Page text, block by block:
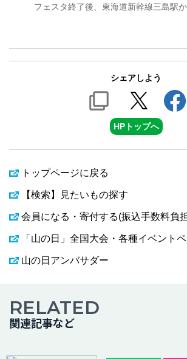
フェスタ終了後、東海道新幹線三島駅か
シェアしよう
HPトップへ
トップページに戻る
【検索】見たいもの探す
会員になる・寄付する(振込手数料負
「山の日」全国大会・各種イベント
山の日アンバサダー
RELATED
関連記事など